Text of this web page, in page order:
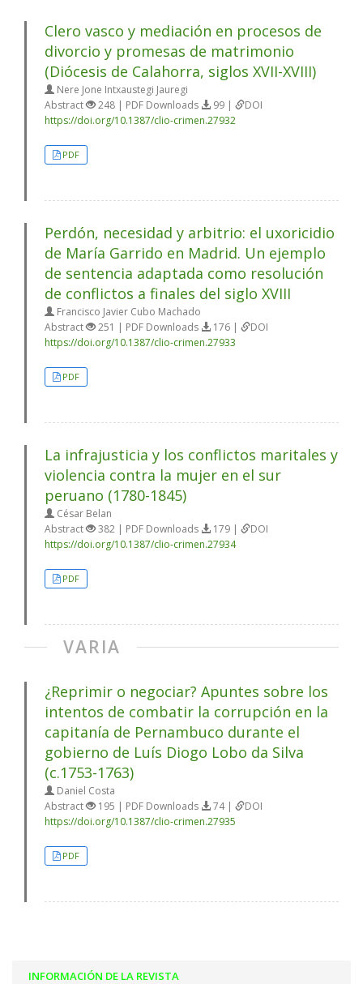
Clero vasco y mediación en procesos de
divorcio y promesas de matrimonio
(Diócesis de Calahorra, siglos XVII-XVIII)
Nere Jone Intxaustegi Jauregi
Abstract
248 | PDF Downloads 99 |
DOI
https://doi.org/10.1387/clio-crimen.27932
PDF
Perdón, necesidad y arbitrio: el uxoricidio
de María Garrido en Madrid. Un ejemplo
de sentencia adaptada como resolución
de conflictos a finales del siglo XVIII
Francisco Javier Cubo Machado
Abstract
251 | PDF Downloads 176 |
DOI
https://doi.org/10.1387/clio-crimen.27933
PDF
La infrajusticia y los conflictos maritales y
violencia contra la mujer en el sur
peruano (1780-1845)
César Belan
Abstract
382 | PDF Downloads 179 |
DOI
https://doi.org/10.1387/clio-crimen.27934
PDF
VARIA
¿Reprimir o negociar? Apuntes sobre los
intentos de combatir la corrupción en la
capitanía de Pernambuco durante el
gobierno de Luís Diogo Lobo da Silva
(c.1753-1763)
Daniel Costa
Abstract
195 | PDF Downloads 74 |
DOI
https://doi.org/10.1387/clio-crimen.27935
PDF
INFORMACIÓN DE LA REVISTA